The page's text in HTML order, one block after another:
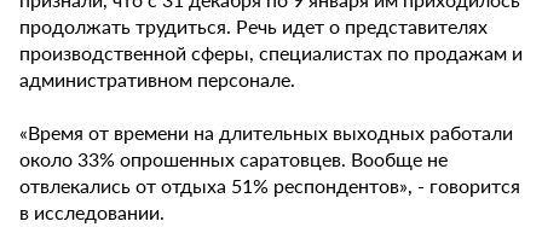
продолжать трудиться. Речь идет о представителях
производственной сферы, специалистах по продажам и
административном персонале.
«Время от времени на длительных выходных работали
около 33% опрошенных саратовцев. Вообще не
отвлекались от отдыха 51% респондентов», - говорится
в исследовании.